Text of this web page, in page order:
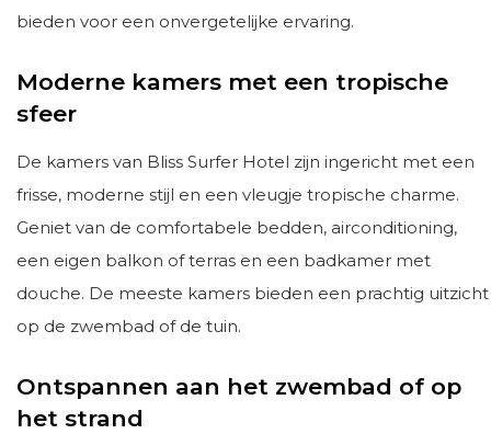
bieden voor een onvergetelijke ervaring.
Moderne kamers met een tropische
sfeer
De kamers van Bliss Surfer Hotel zijn ingericht met een
frisse, moderne stijl en een vleugje tropische charme.
Geniet van de comfortabele bedden, airconditioning,
een eigen balkon of terras en een badkamer met
douche. De meeste kamers bieden een prachtig uitzicht
op de zwembad of de tuin.
Ontspannen aan het zwembad of op
het strand